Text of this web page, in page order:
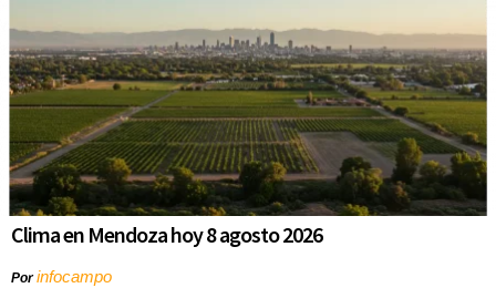
Clima en Mendoza hoy 8 agosto 2026
Porinfocampo